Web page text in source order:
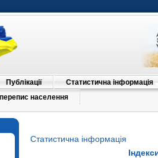
Публікації
Статистична інформація
населення
Статистична інформація